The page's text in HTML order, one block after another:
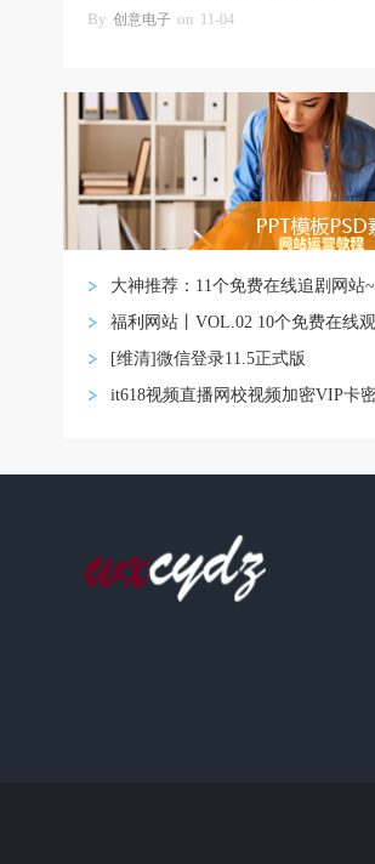
By 创意电子 on 11-04
大神推荐：11个免费在线追剧网站~
[维清]微信登录11.5正式版